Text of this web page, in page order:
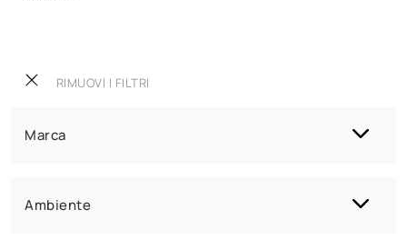
RIMUOVI I FILTRI
Marca
Ambiente